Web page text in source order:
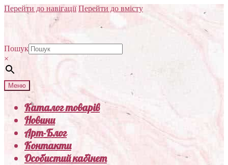
Перейти до навігації Перейти до вмісту
Пошук
×
Меню
Каталог товарів
Новини
Арт-Блог
Контакти
Особистий кабінет